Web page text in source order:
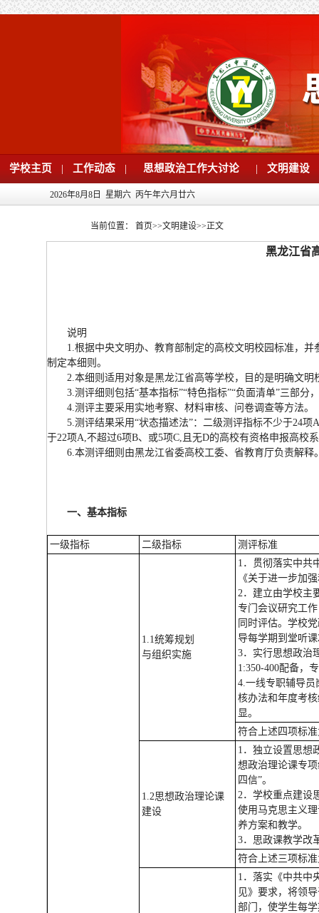
学校主页 | 工作动态 | 思想政治工作大讨论 | 文明建设
2026年8月8日 星期六 丙午年六月廿六
当前位置： 首页>>文明建设>>正文
黑龙江省
说明
1.根据中央文明办、教育部制定的高校文明校园标准，
制定本细则。
2.本细则适用对象是黑龙江省高等学校，目的是明确文
3.测评细则包括“基本指标”“特色指标”“负面清单”三部
4.测评主要采用实地考察、材料审核、问卷调查等方法。
5.测评结果采用“状态描述法”：二级测评指标不少于24
于22项A,不超过6项B、或5项C,且无D的高校有资格申报高校
6.本测评细则由黑龙江省委高校工委、省教育厅负责解
一、基本指标
一级指标 二级指标 测评标准
1.1统筹规划
与组织实施
1．贯彻落实中共
《关于进一步加
2．建立由学校主
专门会议研究工
同时评估。学校
导每学期到堂听
3．实行思想政治
1:350-400配备，
4.一线专职辅导员
核办法和年度考
显。
符合上述四项标
1.2思想政治理论课
建设
1．独立设置思想
想政治理论课专
四信”。
2．学校重点建设
使用马克思主义
养方案和教学。
3．思政课教学改
符合上述三项标
1．落实《中共中
见》要求，将领
部门，使学生每